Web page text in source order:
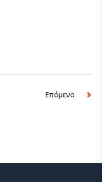
Επόμενο